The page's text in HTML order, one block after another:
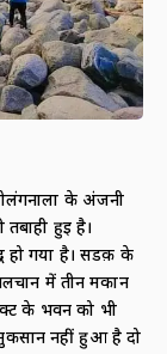
के अंजनी
हुई है।
हो गया है। सडक़ के
में तीन मकान
के भवन को भी
नहीं हुआ है दो